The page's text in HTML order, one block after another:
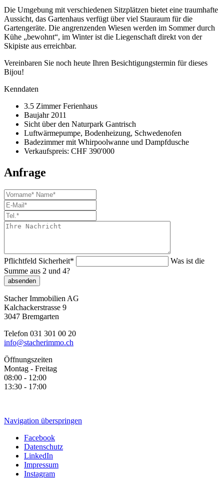
Die Umgebung mit verschiedenen Sitzplätzen bietet eine traumhafte
Aussicht, das Gartenhaus verfügt über viel Stauraum für die
Gartengeräte. Die angrenzenden Wiesen werden im Sommer durch
Kühe „bewohnt“, im Winter ist die Liegenschaft direkt von der
Skipiste aus erreichbar.
Vereinbaren Sie noch heute Ihren Besichtigungstermin für dieses
Bijou!
Kenndaten
3.5 Zimmer Ferienhaus
Baujahr 2011
Sicht über den Naturpark Gantrisch
Luftwärmepumpe, Bodenheizung, Schwedenofen
Badezimmer mit Whirpoolwanne und Dampfdusche
Verkaufspreis: CHF 390'000
Anfrage
Pflichtfeld Sicherheit*
Was ist die
Summe aus 2 und 4?
absenden
Stacher Immobilien AG
Kalchackerstrasse 9
3047 Bremgarten
Telefon 031 301 00 20
info@stacherimmo.ch
Öffnungszeiten
Montag - Freitag
08:00 - 12:00
13:30 - 17:00
Navigation überspringen
Facebook
Datenschutz
LinkedIn
Impressum
Instagram